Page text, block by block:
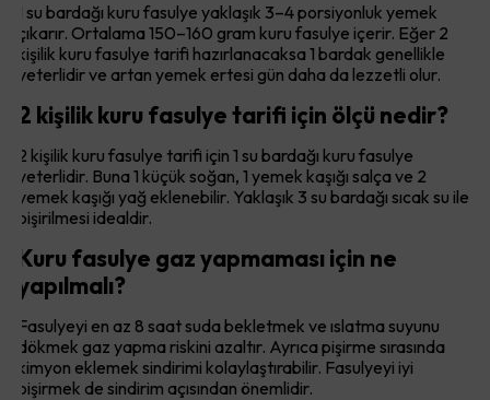
1 su bardağı kuru fasulye yaklaşık 3–4 porsiyonluk yemek
çıkarır. Ortalama 150–160 gram kuru fasulye içerir. Eğer 2
kişilik kuru fasulye tarifi hazırlanacaksa 1 bardak genellikle
yeterlidir ve artan yemek ertesi gün daha da lezzetli olur.
2 kişilik kuru fasulye tarifi için ölçü nedir?
2 kişilik kuru fasulye tarifi için 1 su bardağı kuru fasulye
yeterlidir. Buna 1 küçük soğan, 1 yemek kaşığı salça ve 2
yemek kaşığı yağ eklenebilir. Yaklaşık 3 su bardağı sıcak su ile
pişirilmesi idealdir.
Kuru fasulye gaz yapmaması için ne
yapılmalı?
Fasulyeyi en az 8 saat suda bekletmek ve ıslatma suyunu
dökmek gaz yapma riskini azaltır. Ayrıca pişirme sırasında
kimyon eklemek sindirimi kolaylaştırabilir. Fasulyeyi iyi
pişirmek de sindirim açısından önemlidir.